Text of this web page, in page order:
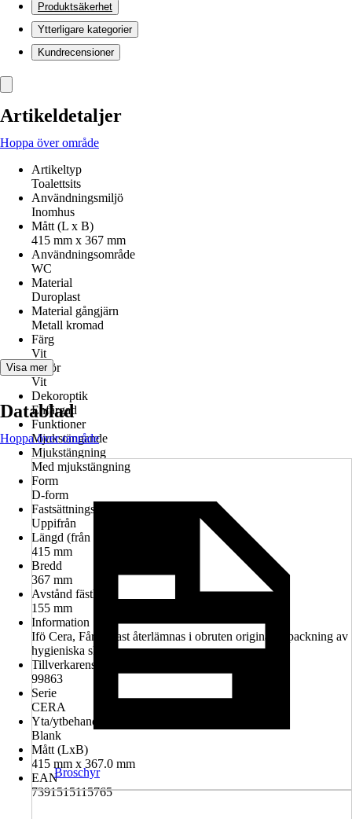
Produktsäkerhet
Ytterligare kategorier
Kundrecensioner
Artikeldetaljer
Hoppa över område
Artikeltyp
Toalettsits
Användningsmiljö
Inomhus
Mått (L x B)
415 mm x 367 mm
Användningsområde
WC
Material
Duroplast
Material gångjärn
Metall kromad
Färg
Vit
Kulör
Vit
Dekoroptik
Enfärgad
Funktioner
Mjukstängande
Mjukstängning
Med mjukstängning
Form
D-form
Fastsättningstyp
Uppifrån
Längd (från - till)
415 mm
Bredd
367 mm
Avstånd fästhål
155 mm
Information
Ifö Cera, Får endast återlämnas i obruten originalförpackning av
hygieniska skäl
Tillverkarens artikelnummer
99863
Serie
CERA
Yta/ytbehandling
Blank
Mått (LxB)
415 mm x 367.0 mm
EAN
7391515115765
Visa mer
Datablad
Hoppa över område
Broschyr